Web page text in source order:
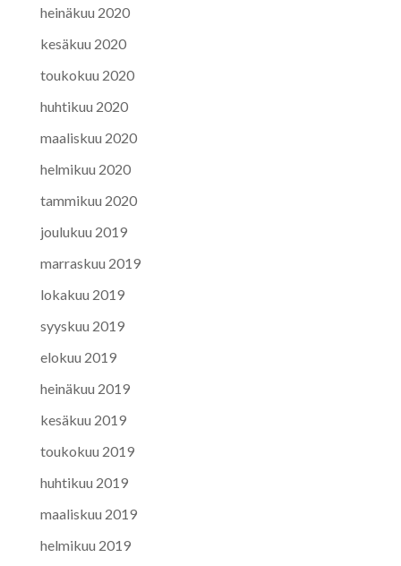
heinäkuu 2020
kesäkuu 2020
toukokuu 2020
huhtikuu 2020
maaliskuu 2020
helmikuu 2020
tammikuu 2020
joulukuu 2019
marraskuu 2019
lokakuu 2019
syyskuu 2019
elokuu 2019
heinäkuu 2019
kesäkuu 2019
toukokuu 2019
huhtikuu 2019
maaliskuu 2019
helmikuu 2019